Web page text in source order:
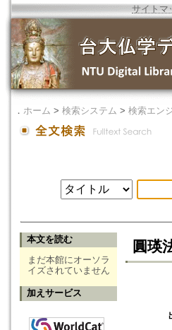
サイトマ
． ホーム > 検索システム > 検索エン
本文を読む
まだ本館にオーソラ
イズされていません
加えサービス
圓瑛